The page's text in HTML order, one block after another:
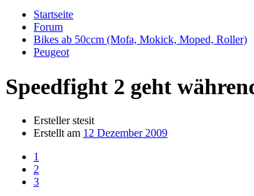
Startseite
Forum
Bikes ab 50ccm (Mofa, Mokick, Moped, Roller)
Peugeot
Speedfight 2 geht
Erstellerstesit
Erstellt am 12 Dezember 2009
1
2
3